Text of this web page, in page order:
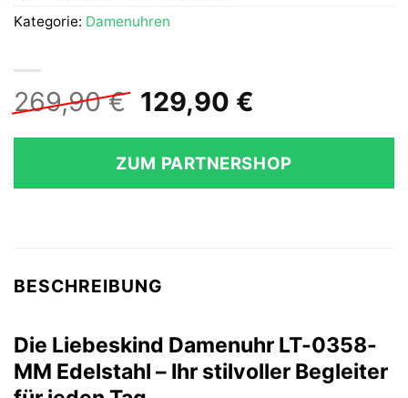
269,90€ Ursprünglicher
Preis
war:
269,90 €
129,90 €
ist:
129,90 €.
ZUM PARTNERSHOP
Kategorie: Damenuhren
BESCHREIBUNG
Die Liebeskind Damenuhr LT-0358-
MM Edelstahl – Ihr stilvoller Begleiter